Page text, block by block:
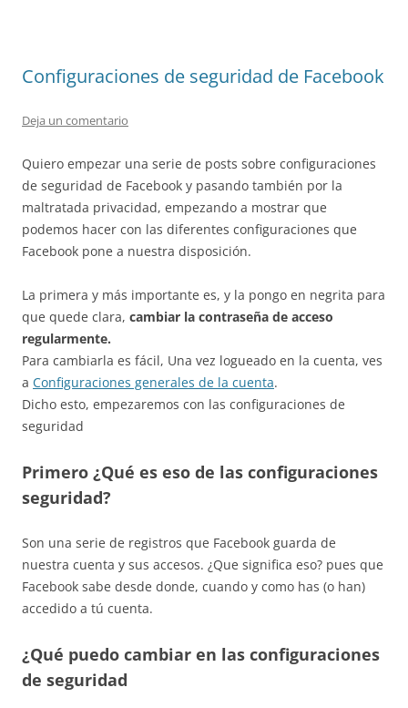
Configuraciones de seguridad de Facebook
Deja un comentario
Quiero empezar una serie de posts sobre configuraciones
de seguridad de Facebook y pasando también por la
maltratada privacidad, empezando a mostrar que
podemos hacer con las diferentes configuraciones que
Facebook pone a nuestra disposición.
La primera y más importante es, y la pongo en negrita para
que quede clara, cambiar la contraseña de acceso
regularmente.
Para cambiarla es fácil, Una vez logueado en la cuenta, ves
a Configuraciones generales de la cuenta.
Dicho esto, empezaremos con las configuraciones de
seguridad
Primero ¿Qué es eso de las configuraciones
seguridad?
Son una serie de registros que Facebook guarda de
nuestra cuenta y sus accesos. ¿Que significa eso? pues que
Facebook sabe desde donde, cuando y como has (o han)
accedido a tú cuenta.
¿Qué puedo cambiar en las configuraciones
de seguridad